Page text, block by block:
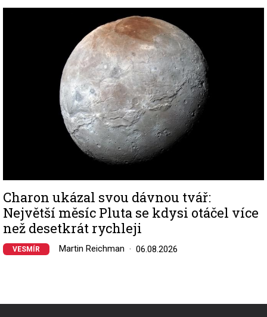
Charon ukázal svou dávnou tvář:
Největší měsíc Pluta se kdysi otáčel více
než desetkrát rychleji
VESMÍR Martin Reichman 06.08.2026